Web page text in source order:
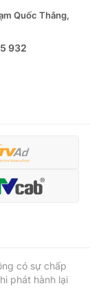
Quốc Thắng,
932
có sự chấp
phát hành lại